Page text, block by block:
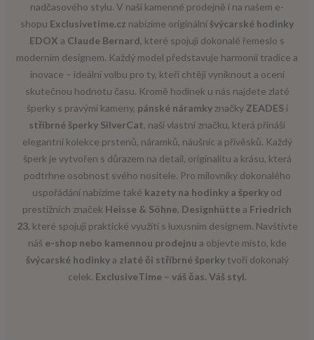
nadčasového stylu. V naší kamenné prodejně i na našem e-
shopu Exclusivetime.cz nabízíme originální švýcarské hodinky
EDOX a Claude Bernard, které spojují dokonalé řemeslo s
moderním designem. Každý model představuje harmonii tradice a
inovace – ideální volbu pro ty, kteří chtějí vyniknout a ocení
skutečnou hodnotu času. Kromě hodinek u nás najdete zlaté
šperky s pravými kameny, pánské náramky značky ZEADESi
stříbrné šperky SilverCat, naši vlastní značku, která přináší
elegantní kolekce prstenů, náramků, náušnic a přívěsků. Každý
šperk je vytvořen s důrazem na detail, originalitu a krásu, která
podtrhne osobnost svého nositele. Pro milovníky dokonalého
uspořádání nabízíme také kazety na hodinky a šperky od
prestižních značek Heisse & Söhne, Designhütte a Friedrich
23, které spojují praktické využití s luxusním designem. Navštivte
náš e-shop nebo kamennou prodejnu a objevte místo, kde
švýcarské hodinkya zlaté či stříbrné šperkytvoří dokonalý
celek. ExclusiveTime – váš čas. Váš styl.